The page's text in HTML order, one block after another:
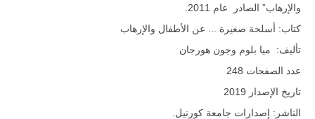
والإرهاب” الصادر عام 2011.
كتاب: أسلحة صغيرة ... عن الأطفال والإرهاب
تأليف: ميا بلوم وجون هورجان
عدد الصفحات 248
تاريخ الإصدار 2019
الناشر: إصدارات جامعة كورنيل.